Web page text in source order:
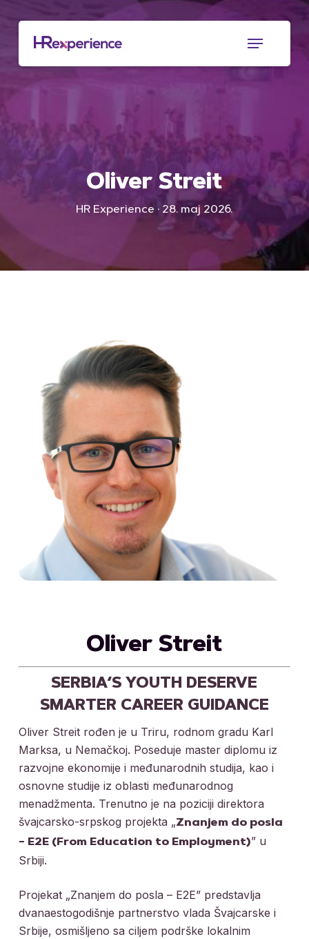
content
Menu
Oliver Streit
HR Experience · 28. maj 2026.
Oliver Streit
SERBIA‘S YOUTH DESERVE
SMARTER CAREER GUIDANCE
Oliver Streit rođen je u Triru, rodnom gradu Karl
Marksa, u Nemačkoj. Poseduje master diplomu iz
razvojne ekonomije i međunarodnih studija, kao i
osnovne studije iz oblasti međunarodnog
menadžmenta. Trenutno je na poziciji direktora
švajcarsko-srpskog projekta „Znanjem do posla
– E2E (From Education to Employment)” u
Srbiji.
Projekat „Znanjem do posla – E2E” predstavlja
dvanaestogodišnje partnerstvo vlada Švajcarske i
Srbije, osmišljeno sa ciljem podrške lokalnim